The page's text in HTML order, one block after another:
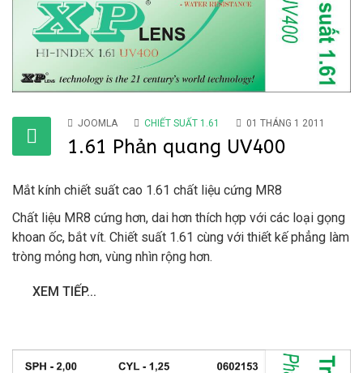
JOOMLA CHIẾT SUẤT 1.61 01 THÁNG 1 2011
1.61 Phản quang UV400
Mắt kính chiết suất cao 1.61 chất liệu cứng MR8
Chất liệu MR8 cứng hơn, dai hơn thích hợp với các loại gọng
khoan ốc, bắt vít. Chiết suất 1.61 cùng với thiết kế phẳng làm
tròng mỏng hơn, vùng nhìn rộng hơn.
XEM TIẾP...